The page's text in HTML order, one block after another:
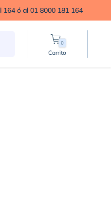
164 ó al 01 8000 181 164
0
Carrito